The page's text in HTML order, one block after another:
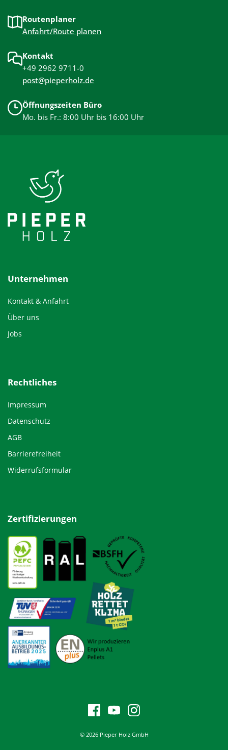
Routenplaner
Anfahrt/Route planen
Kontakt
+49 2962 9711-0
post@pieperholz.de
Öffnungszeiten Büro
Mo. bis Fr.: 8:00 Uhr bis 16:00 Uhr
Unternehmen
Kontakt & Anfahrt
Über uns
Jobs
Rechtliches
Impressum
Datenschutz
AGB
Barrierefreiheit
Widerrufsformular
Zertifizierungen
© 2026 Pieper Holz GmbH